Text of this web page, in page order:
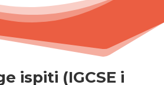
ispiti (IGCSE i